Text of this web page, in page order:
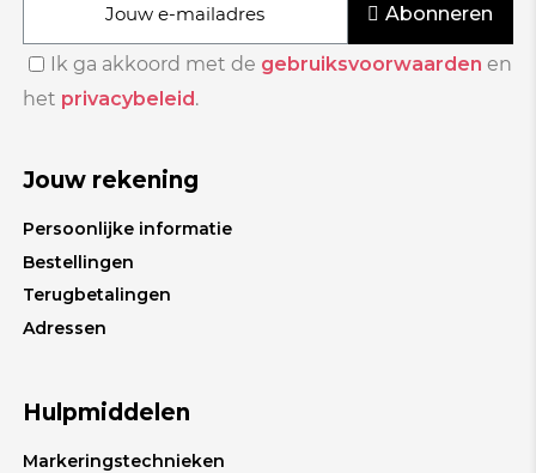
Abonneren
Ik ga akkoord met de gebruiksvoorwaarden en
het privacybeleid.
Jouw rekening
Persoonlijke informatie
Bestellingen
Terugbetalingen
Adressen
Hulpmiddelen
Markeringstechnieken